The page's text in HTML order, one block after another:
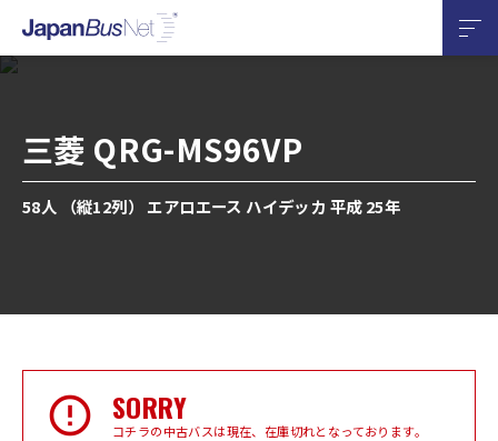
三菱 QRG-MS96VP
58人 （縦12列） エアロエース ハイデッカ 平成 25年
SORRY
コチラの中古バスは現在、在庫切れとなっております。